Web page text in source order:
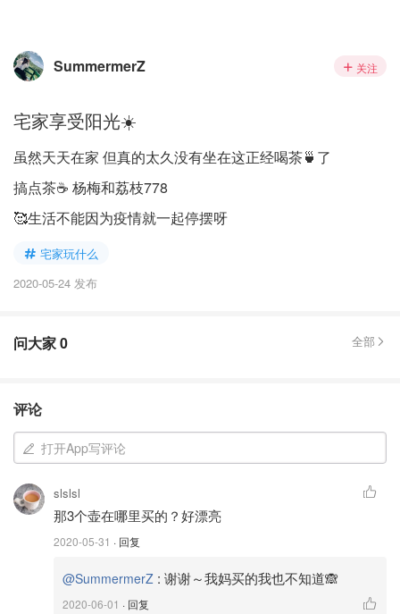
SummermerZ 关注
宅家享受阳光☀️
虽然天天在家 但真的太久没有坐在这正经喝茶🍵了
搞点茶☕️ 杨梅和荔枝778
🥰生活不能因为疫情就一起停摆呀
宅家玩什么
2020-05-24 发布
问大家0 全部
评论
打开App写评论
slslsl
那3个壶在哪里买的？好漂亮
2020-05-31 · 回复
@SummermerZ : 谢谢～我妈买的我也不知道🙈
2020-06-01 · 回复